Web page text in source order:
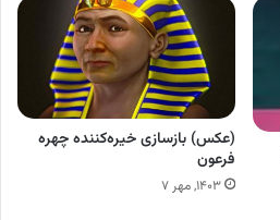
(عکس) بازسازی خیره‌کننده چهره
فرعون
۱۴۰۳, مهر ۷